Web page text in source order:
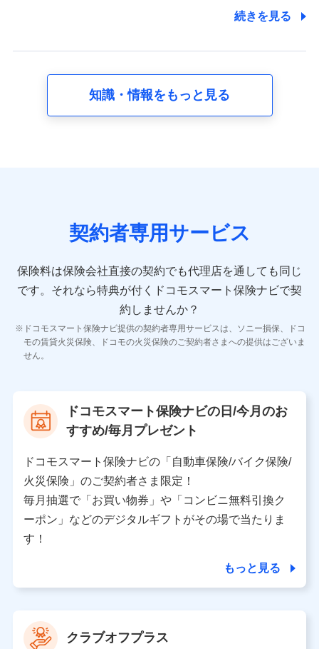
8.取引先個人情報
取引先としての選定業務、営業情報の提供業務、契約締結手
10.受託業務の 個人情報
11.マイカー通勤管理クラウド並びに法人向けASPサー
ビスに関してのお問い合わせ情報
各種お問い合わせに対応するため
当社のサービスに関する情報提供や、皆様に有用なお知らせ
をお送りするため
当社の対応品質向上やお問い合わせ内容の正確な把握のため
個人情報保護管理者の職名、連絡先
〒103-0013 東京都中央区日本橋人形町2-14-10 アー
バンネット日本橋ビル 3F
株式会社ドコモ・インシュアランス
個人情報の第三者提供について
当社は利用目的の達成に必要な範囲内において個人情報
の取り扱いの全部または一部を委託する場合がありま
続きを見る
知識・情報をもっと見る
契約者専用サービス
保険料は保険会社直接の契約でも代理店を通しても同じ
です。 それなら特典が付くドコモスマート保険ナビで契
約しませんか？
ドコモスマート保険ナビ提供の契約者専用サービスは、ソニー損保、ドコ
モの賃貸火災保険、ドコモの火災保険のご契約者さまへの提供はございま
せん。
ドコモスマート保険ナビの日/今月のお
すすめ/毎月プレゼント
ドコモスマート保険ナビの「自動車保険/バイク保険/
火災保険」のご契約者さま限定！
毎月抽選で「お買い物券」や「コンビニ無料引換ク
ーポン」などのデジタルギフトがその場で当たりま
す！
もっと見る
クラブオフプラス